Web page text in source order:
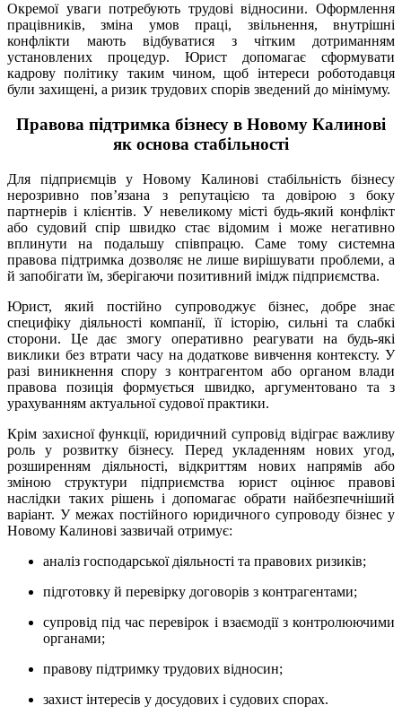
Окремої уваги потребують трудові відносини. Оформлення
працівників, зміна умов праці, звільнення, внутрішні
конфлікти мають відбуватися з чітким дотриманням
установлених процедур. Юрист допомагає сформувати
кадрову політику таким чином, щоб інтереси роботодавця
були захищені, а ризик трудових спорів зведений до мінімуму.
Правова підтримка бізнесу в Новому Калинові
як основа стабільності
Для підприємців у Новому Калинові стабільність бізнесу
нерозривно пов’язана з репутацією та довірою з боку
партнерів і клієнтів. У невеликому місті будь-який конфлікт
або судовий спір швидко стає відомим і може негативно
вплинути на подальшу співпрацю. Саме тому системна
правова підтримка дозволяє не лише вирішувати проблеми, а
й запобігати їм, зберігаючи позитивний імідж підприємства.
Юрист, який постійно супроводжує бізнес, добре знає
специфіку діяльності компанії, її історію, сильні та слабкі
сторони. Це дає змогу оперативно реагувати на будь-які
виклики без втрати часу на додаткове вивчення контексту. У
разі виникнення спору з контрагентом або органом влади
правова позиція формується швидко, аргументовано та з
урахуванням актуальної судової практики.
Крім захисної функції, юридичний супровід відіграє важливу
роль у розвитку бізнесу. Перед укладенням нових угод,
розширенням діяльності, відкриттям нових напрямів або
зміною структури підприємства юрист оцінює правові
наслідки таких рішень і допомагає обрати найбезпечніший
варіант. У межах постійного юридичного супроводу бізнес у
Новому Калинові зазвичай отримує:
аналіз господарської діяльності та правових ризиків;
підготовку й перевірку договорів з контрагентами;
супровід під час перевірок і взаємодії з контролюючими
органами;
правову підтримку трудових відносин;
захист інтересів у досудових і судових спорах.